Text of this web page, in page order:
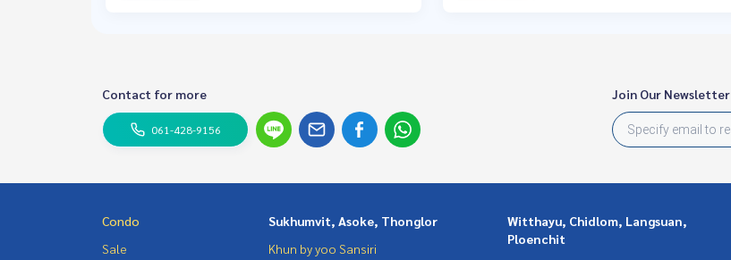
Contact for more
061-428-9156
Join Our Newsletter
Condo
Sale
Sukhumvit, Asoke, Thonglor
Khun by yoo Sansiri
Witthayu, Chidlom, Langsuan,
Ploenchit